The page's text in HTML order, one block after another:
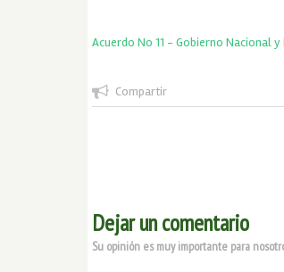
Acuerdo No 11 - Gobierno Nacional y
Compartir
Dejar un comentario
Su opinión es muy importante para